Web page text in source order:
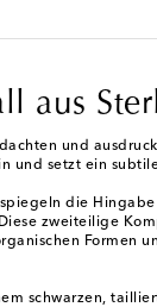
aus
und
setzt ein
die
zweiteilige
Formen
schwarzen,